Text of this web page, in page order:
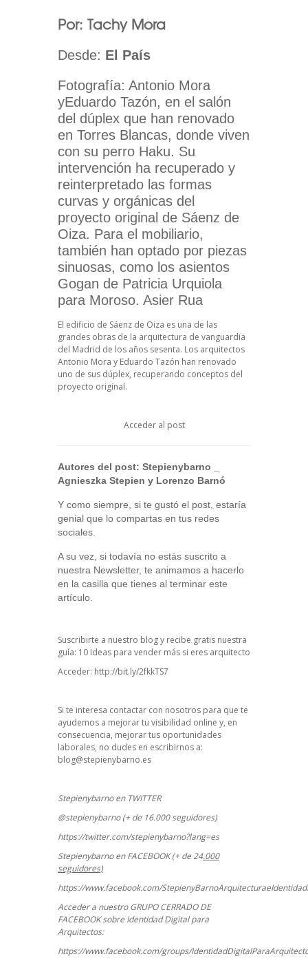
Por: Tachy Mora
Desde: El País
Fotografía: Antonio Mora
yEduardo Tazón, en el salón
del dúplex que han renovado
en Torres Blancas, donde viven
con su perro Haku. Su
intervención ha recuperado y
reinterpretado las formas
curvas y orgánicas del
proyecto original de Sáenz de
Oiza. Para el mobiliario,
también han optado por piezas
sinuosas, como los asientos
Gogan de Patricia Urquiola
para Moroso. Asier Rua
El edificio de Sáenz de Oiza es una de las
grandes obras de la arquitectura de vanguardia
del Madrid de los años sesenta. Los arquitectos
Antonio Mora y Eduardo Tazón han renovado
uno de sus dúplex, recuperando conceptos del
proyecto original.
Acceder al post
Autores del post: Stepienybarno
Agnieszka Stepien y Lorenzo Barnó
Y como siempre, si te gustó el post, estaría
genial que lo compartas en tus redes
sociales.
A su vez, si todavía no estás suscrito a
nuestra Newsletter, te animamos a hacerlo
en la casilla que tienes al terminar este
artículo.
Suscribirte a nuestro blog y recibe gratis nuestra
guía: 10 Ideas para vender más si eres arquitecto
Acceder: http://bit.ly/2fkkTS7
Si te interesa contactar con nosotros para que te
ayudemos a mejorar tu visibilidad online y, en
consecuencia, mejorar tus oportunidades
laborales, no dudes en escribirnos a:
blog@stepienybarno.es
Stepienybarno en TWITTER
@stepienybarno (+ de 16.000 seguidores)
https://twitter.com/stepienybarno?lang=es
Stepienybarno en FACEBOOK (+ de 24.000
seguidores)
https://www.facebook.com/
Acceder a nuestro GRUPO CERRADO DE
FACEBOOK sobre Identidad Digital para
Arquitectos:
https://www.facebook.com/groups/